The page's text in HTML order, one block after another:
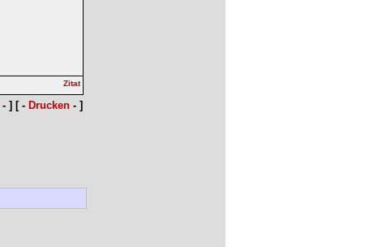
- ] [ - Drucken - ]